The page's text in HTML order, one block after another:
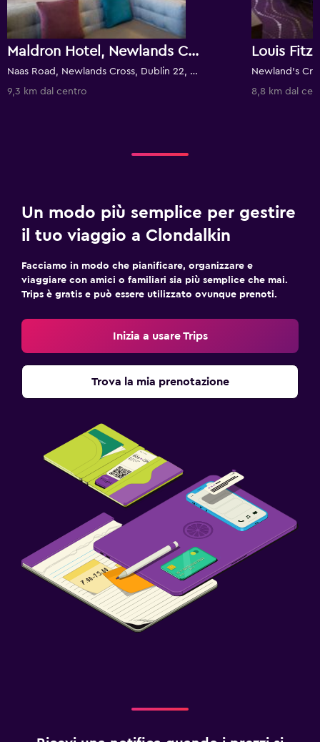
Maldron Hotel, Newlands Cross
Naas Road, Newlands Cross, Dublin 22, Dublino, Irlanda
9,3 km dal centro
Louis
8,8 km dal
Un modo più semplice per gestire
il tuo viaggio a Clondalkin
Facciamo in modo che pianificare, organizzare e
viaggiare con amici o familiari sia più semplice che mai.
Trips è gratis e può essere utilizzato ovunque prenoti.
Inizia a usare Trips
Trova la mia prenotazione